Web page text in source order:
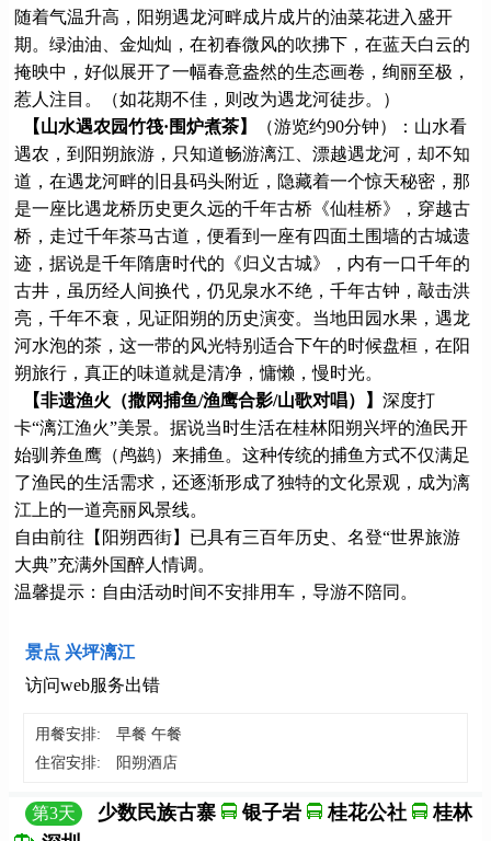
随着气温升高，阳朔遇龙河畔成片成片的油菜花进入盛开
期。绿油油、金灿灿，在初春微风的吹拂下，在蓝天白云的
掩映中，好似展开了一幅春意盎然的生态画卷，绚丽至极，
惹人注目。（如花期不佳，则改为遇龙河徒步。）
【山水遇农园竹筏·围炉煮茶】
（游览约90分钟）：山水看
遇农，到阳朔旅游，只知道畅游漓江、漂越遇龙河，却不知
道，在遇龙河畔的旧县码头附近，隐藏着一个惊天秘密，那
是一座比遇龙桥历史更久远的千年古桥《仙桂桥》，穿越古
桥，走过千年茶马古道，便看到一座有四面土围墙的古城遗
迹，据说是千年隋唐时代的《归义古城》，内有一口千年的
古井，虽历经人间换代，仍见泉水不绝，千年古钟，敲击洪
亮，千年不衰，见证阳朔的历史演变。当地田园水果，遇龙
河水泡的茶，这一带的风光特别适合下午的时候盘桓，在阳
朔旅行，真正的味道就是清净，慵懒，慢时光。
【非遗渔火（撒网捕鱼/渔鹰合影/山歌对唱）】 深度打
卡“漓江渔火”美景。据说当时生活在桂林阳朔兴坪的渔民开
始驯养鱼鹰（鸬鹚）来捕鱼。这种传统的捕鱼方式不仅满足
了渔民的生活需求，还逐渐形成了独特的文化景观，成为漓
江上的一道亮丽风景线。
自由前往【阳朔西街】已具有三百年历史、名登“世界旅游
大典”充满外国醉人情调。
温馨提示：自由活动时间不安排用车，导游不陪同。
景点 兴坪漓江
访问web服务出错
用餐安排:
早餐 午餐
住宿安排:
阳朔酒店
第3天 少数民族古寨 银子岩 桂花公社
桂林